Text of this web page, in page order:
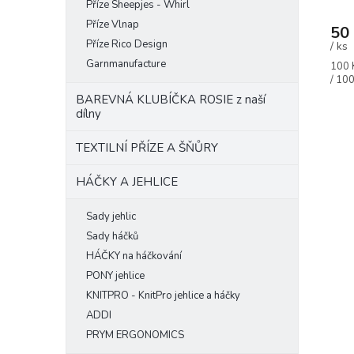
Příze Sheepjes - Whirl
Příze Vlnap
Příze Rico Design
Garnmanufacture
BAREVNÁ KLUBÍČKA ROSIE z naší
dílny
TEXTILNÍ PŘÍZE A ŠŇŮRY
HÁČKY A JEHLICE
Sady jehlic
Sady háčků
HÁČKY na háčkování
PONY jehlice
KNITPRO - KnitPro jehlice a háčky
ADDI
PRYM ERGONOMICS
50
/ ks
cena:
100
/